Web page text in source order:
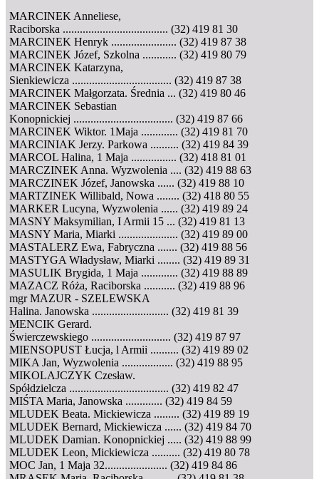
MARCINEK Anneliese,
Raciborska ..................................... (32) 419 81 30
MARCINEK Henryk ....................... (32) 419 87 38
MARCINEK Józef, Szkolna ............ (32) 419 80 79
MARCINEK Katarzyna,
Sienkiewicza ................................... (32) 419 87 38
MARCINEK Małgorzata. Średnia ... (32) 419 80 46
MARCINEK Sebastian
Konopnickiej ................................... (32) 419 87 66
MARCINEK Wiktor. 1Maja ............. (32) 419 81 70
MARCINIAK Jerzy. Parkowa .......... (32) 419 84 39
MARCOL Halina, 1 Maja ................ (32) 418 81 01
MARCZINEK Anna. Wyzwolenia .... (32) 419 88 63
MARCZINEK Józef, Janowska ...... (32) 419 88 10
MARTZINEK Willibald, Nowa ........ (32) 418 80 55
MARKER Lucyna, Wyzwolenia ...... (32) 419 89 24
MASNY Maksymilian, I Armii 15 ... (32) 419 81 13
MASNY Maria, Miarki ..................... (32) 419 89 00
MASTALERZ Ewa, Fabryczna ....... (32) 419 88 56
MASTYGA Władysław, Miarki ........ (32) 419 89 31
MASULIK Brygida, 1 Maja ............. (32) 419 88 89
MAZACZ Róża, Raciborska ........... (32) 419 88 96
mgr MAZUR - SZELEWSKA
Halina. Janowska ........................... (32) 419 81 39
MENCIK Gerard.
Świerczewskiego ............................ (32) 419 87 97
MIENSOPUST Łucja, l Armii .......... (32) 419 89 02
MIKA Jan, Wyzwolenia .................. (32) 419 88 95
MIKOLAJCZYK Czesław.
Spółdzielcza ................................... (32) 419 82 47
MIŚTA Maria, Janowska ............. (32) 419 84 59
MLUDEK Beata. Mickiewicza ......... (32) 419 89 19
MLUDEK Bernard, Mickiewicza ...... (32) 419 84 70
MLUDEK Damian. Konopnickiej ..... (32) 419 88 99
MLUDEK Leon, Mickiewicza .......... (32) 419 80 78
MOC Jan, 1 Maja 32...................... (32) 419 84 86